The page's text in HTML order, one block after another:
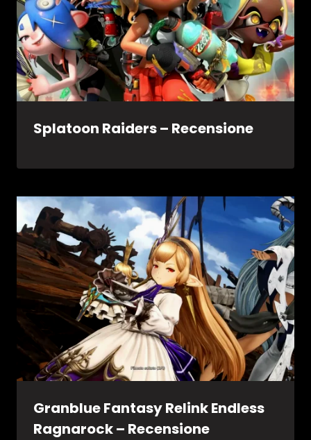
Splatoon Raiders – Recensione
Granblue Fantasy Relink Endless
Ragnarock – Recensione